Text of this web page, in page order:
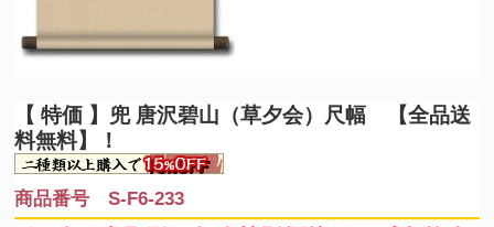
【 特価 】 兜 唐沢碧山（草夕会）尺幅 【全品送
料無料】！
商品番号 S-F6-233